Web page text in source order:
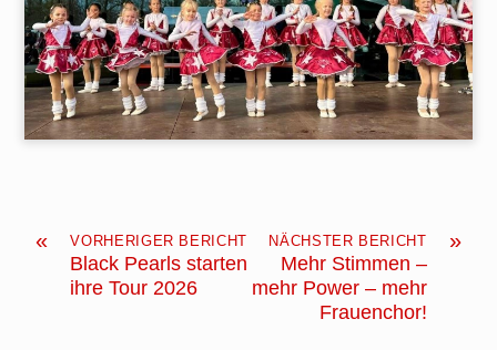
« VORHERIGER BERICHT
Black Pearls starten
ihre Tour 2026
»
NÄCHSTER BERICHT
Mehr Stimmen –
mehr Power – mehr
Frauenchor!